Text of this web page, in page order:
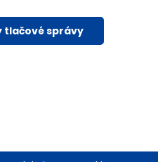
tlačové správy